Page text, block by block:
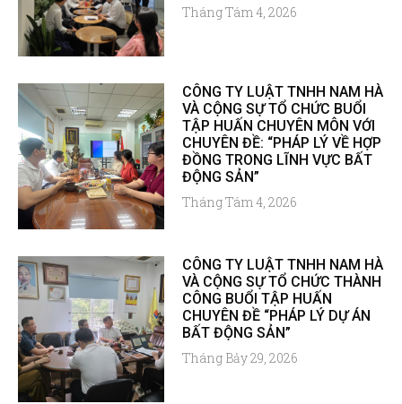
Tháng Tám 4, 2026
CÔNG TY LUẬT TNHH NAM HÀ
VÀ CỘNG SỰ TỔ CHỨC BUỔI
TẬP HUẤN CHUYÊN MÔN VỚI
CHUYÊN ĐỀ: “PHÁP LÝ VỀ HỢP
ĐỒNG TRONG LĨNH VỰC BẤT
ĐỘNG SẢN”
Tháng Tám 4, 2026
CÔNG TY LUẬT TNHH NAM HÀ
VÀ CỘNG SỰ TỔ CHỨC THÀNH
CÔNG BUỔI TẬP HUẤN
CHUYÊN ĐỀ “PHÁP LÝ DỰ ÁN
BẤT ĐỘNG SẢN”
Tháng Bảy 29, 2026